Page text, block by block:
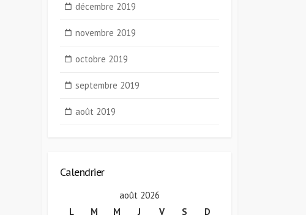
décembre 2019
novembre 2019
octobre 2019
septembre 2019
août 2019
Calendrier
août 2026
L
M M J V S
D